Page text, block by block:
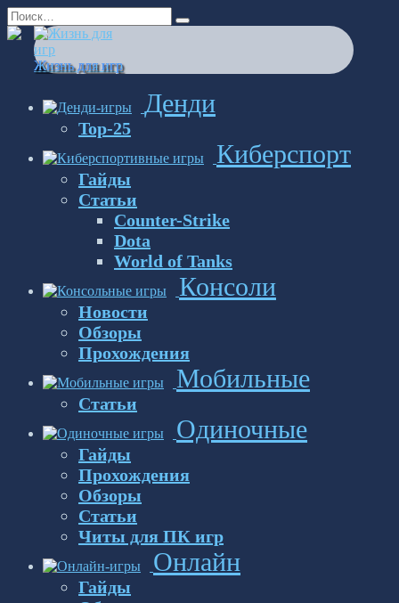
Перейти
к
содержанию
Search
for:
Жизнь для игр
Денди
Top-25
Киберспорт
Гайды
Статьи
Counter-Strike
Dota
World of Tanks
Консоли
Новости
Обзоры
Прохождения
Мобильные
Статьи
Одиночные
Гайды
Прохождения
Обзоры
Статьи
Читы для ПК игр
Онлайн
Гайды